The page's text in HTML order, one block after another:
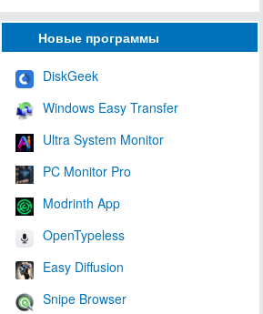
Новые программы
DiskGeek
Windows Easy Transfer
Ultra System Monitor
PC Monitor Pro
Modrinth App
OpenTypeless
Easy Diffusion
Snipe Browser